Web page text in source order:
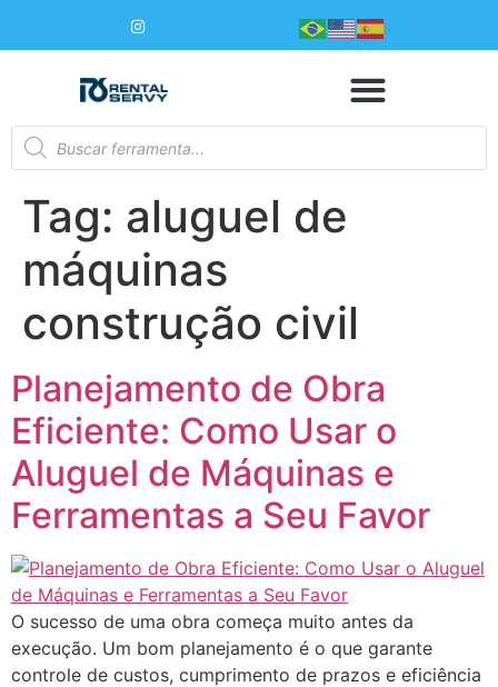
Tag: aluguel de
máquinas
construção civil
Planejamento de Obra
Eficiente: Como Usar o
Aluguel de Máquinas e
Ferramentas a Seu Favor
O sucesso de uma obra começa muito antes da
execução. Um bom planejamento é o que garante
controle de custos, cumprimento de prazos e eficiência